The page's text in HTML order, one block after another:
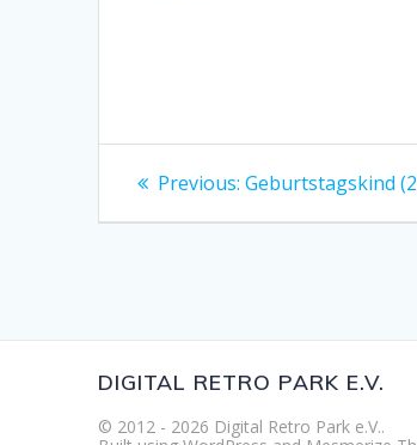
Previous: Previous
Geburtstagskind
DIGITAL RETRO PARK E.V.
© 2012 - 2026 Digital Retro Park e.V..